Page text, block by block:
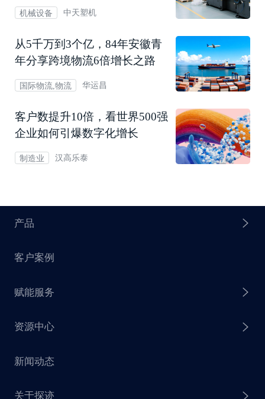
机械设备 中天塑机
从5千万到3个亿，84年安徽青
年分享跨境物流6倍增长之路
国际物流,物流 华运昌
客户数提升10倍，看世界500强
企业如何引爆数字化增长
制造业 汉高乐泰
产品
探迹 AI Agent
探迹 AI 拓客
探迹 AI 触达
客户案例
赋能服务
赋能计划
资源中心
销售干货
新闻动态
关于探迹